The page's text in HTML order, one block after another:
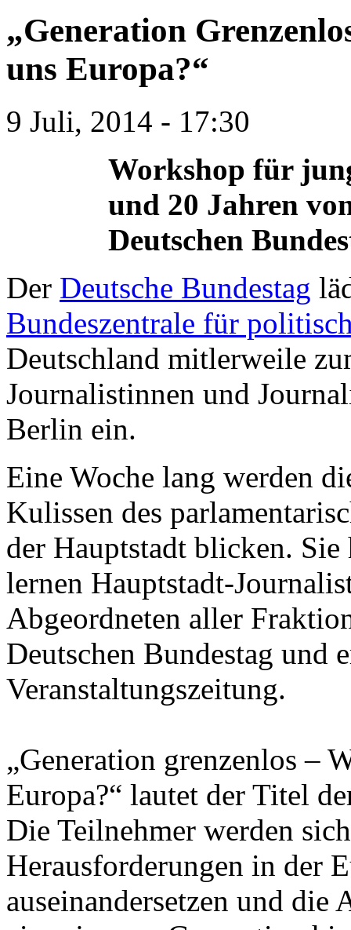
„Generation
uns Europa?“
9 Juli, 2014 - 17:30
Workshop für
und 20 Jahren
Deutschen
Der Deutsche Bundestag
Bundeszentrale für
Deutschland mitlerweile
Journalistinnen und
Berlin ein.
Eine Woche lang werden
Kulissen des
der Hauptstadt blicken.
lernen Hauptstadt-
Abgeordneten aller
Deutschen Bundestag und
Veranstaltungszeitung.
„Generation grenzenlos –
Europa?“ lautet der Titel
Die Teilnehmer werden
Herausforderungen in der
auseinandersetzen und